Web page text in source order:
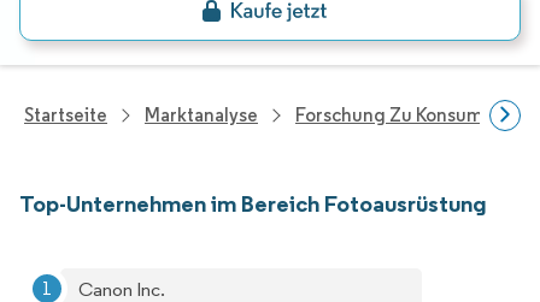
Startseite Marktanalyse Forschung Zu
Top-Unternehmen im Bereich Fotoausrüstung
Canon Inc.